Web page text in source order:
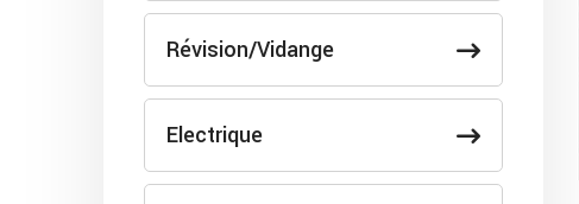
Révision/Vidange
Electrique